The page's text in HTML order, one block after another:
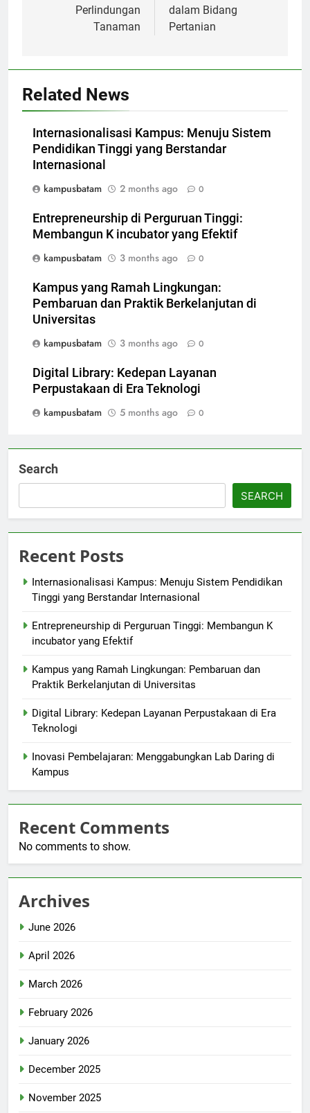
Perlindungan
Tanaman
dalam Bidang
Pertanian
Related News
Internasionalisasi Kampus: Menuju Sistem
Pendidikan Tinggi yang Berstandar
Internasional
kampusbatam
2 months ago 0
Entrepreneurship di Perguruan Tinggi:
Membangun K incubator yang Efektif
kampusbatam
3 months ago 0
Kampus yang Ramah Lingkungan:
Pembaruan dan Praktik Berkelanjutan di
Universitas
kampusbatam
3 months ago 0
Digital Library: Kedepan Layanan
Perpustakaan di Era Teknologi
kampusbatam
5 months ago 0
Search
SEARCH
Recent Posts
Internasionalisasi Kampus: Menuju Sistem Pendidikan
Tinggi yang Berstandar Internasional
Entrepreneurship di Perguruan Tinggi: Membangun K
incubator yang Efektif
Kampus yang Ramah Lingkungan: Pembaruan dan
Praktik Berkelanjutan di Universitas
Digital Library: Kedepan Layanan Perpustakaan di Era
Teknologi
Inovasi Pembelajaran: Menggabungkan Lab Daring di
Kampus
Recent Comments
No comments to show.
Archives
June 2026
April 2026
March 2026
February 2026
January 2026
December 2025
November 2025